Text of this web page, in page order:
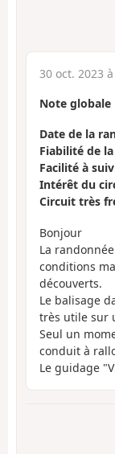
30 oct. 2023
Note globale
Date de la
Fiabilité de
Facilité à
Intérêt du
Circuit très
Bonjour
La
conditions
découverts.
Le balisage
très utile sur
Seul un
conduit à
Le guidage